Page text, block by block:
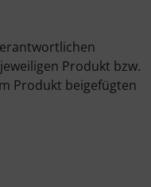
Produkt bzw.
Produkt beigefügten